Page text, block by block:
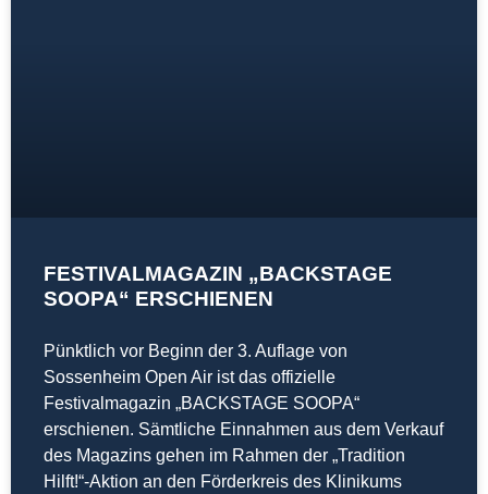
FESTIVALMAGAZIN „BACKSTAGE
SOOPA“ ERSCHIENEN
Pünktlich vor Beginn der 3. Auflage von
Sossenheim Open Air ist das offizielle
Festivalmagazin „BACKSTAGE SOOPA“
erschienen. Sämtliche Einnahmen aus dem Verkauf
des Magazins gehen im Rahmen der „Tradition
Hilft!“-Aktion an den Förderkreis des Klinikums